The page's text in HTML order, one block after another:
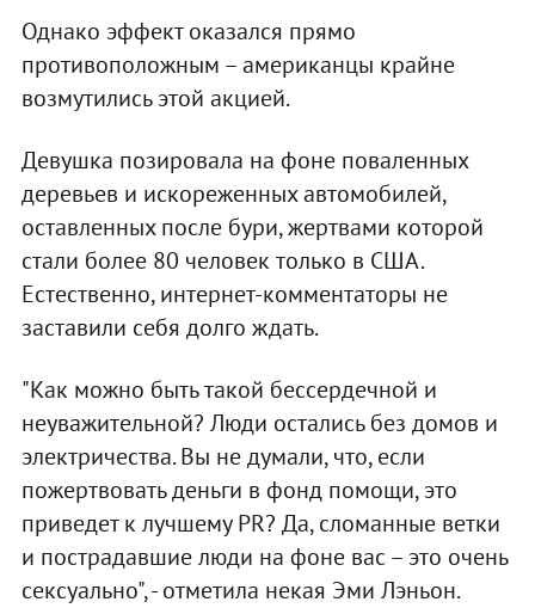
Однако эффект оказался прямо
противоположным – американцы крайне
возмутились этой акцией.
Девушка позировала на фоне поваленных
деревьев и искореженных автомобилей,
оставленных после бури, жертвами которой
стали более 80 человек только в США.
Естественно, интернет-комментаторы не
заставили себя долго ждать.
"Как можно быть такой бессердечной и
неуважительной? Люди остались без домов и
электричества. Вы не думали, что, если
пожертвовать деньги в фонд помощи, это
приведет к лучшему PR? Да, сломанные ветки
и пострадавшие люди на фоне вас – это очень
сексуально", - отметила некая Эми Лэньон.